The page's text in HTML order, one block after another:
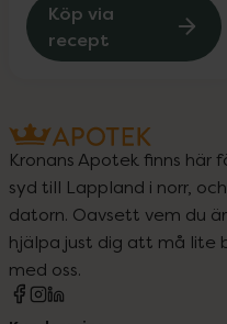
Köp via
recept
Kronans Apotek finns här
syd till Lappland i norr,
datorn. Oavsett vem du
hjälpa just dig att må lite
med oss.